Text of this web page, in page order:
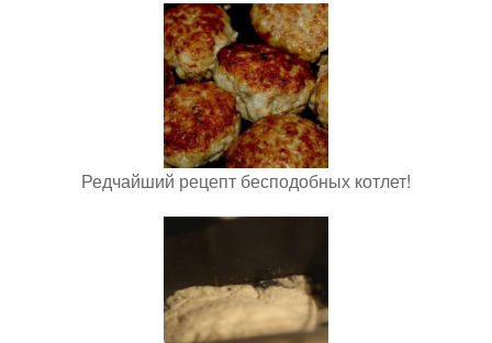
Редчайший рецепт бесподобных котлет!